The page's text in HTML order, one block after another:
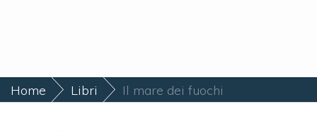
Home Libri Il mare dei fuochi